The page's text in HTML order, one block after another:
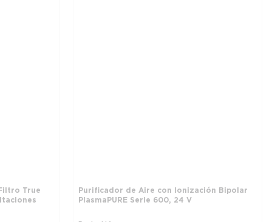
True
Purificador de Aire con Ionización Bipolar
PlasmaPURE Serie 600, 24 V